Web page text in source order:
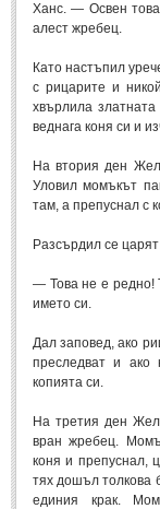
Ханс. — Освен
алест жребец.
Като настъпил
с рицарите и
хвърлила
веднага коня си и
На втория ден
Уловил момъкът
там, а препуснал с
Разсърдил се
— Това не е редно!
името си.
Дал заповед, ако
преследват и
копията си.
На третия ден
вран жребец.
коня и препуснал,
тях дошъл толкова
единия крак.